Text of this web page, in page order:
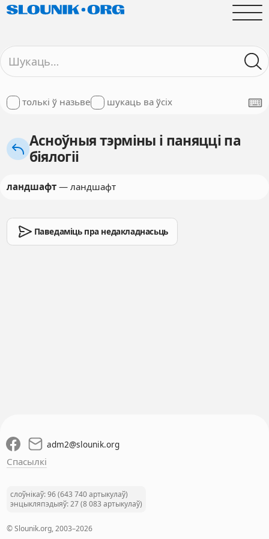
толькі ў назьве шукаць ва ўсіх
Асноўныя тэрміны і паняцці па
біялогіі
ландшафт— ландшафт
Паведаміць пра недакладнасьць
adm2@slounik.org
Спасылкі
слоўнікаў: 96 (643 740 артыкулаў)
энцыкляпэдыяў: 27 (8 083 артыкулаў)
© Slounik.org, 2003–2026